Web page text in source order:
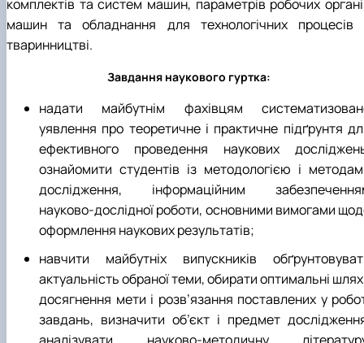
Науковий гурток «Охорона праці в харчових
технологіях»
комплектів та систем машин, параметрів робочих
машин та обладнання для технологічних процесів
тваринництві.
Завдання наукового гуртка:
надати майбутнім фахівцям
уявлення про теоретичне і практичне підґрунтя
ефективного проведення наукових
ознайомити студентів із методологією і
дослідження, інформаційним
науково-дослідної роботи, основними вимогами
оформлення наукових результатів;
навчити майбутніх випускників
актуальність обраної теми, обирати оптимальні
досягнення мети і розв’язання поставлених у
завдань, визначити об’єкт і предмет